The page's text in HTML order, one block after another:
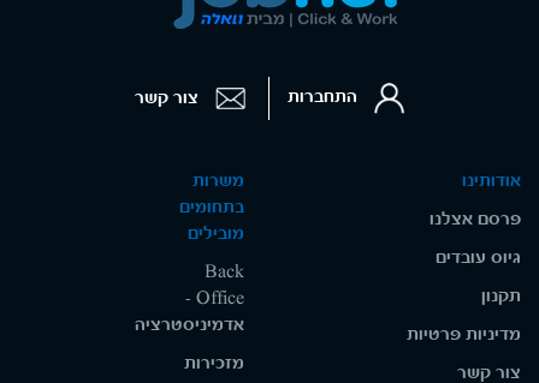
אודותינו
פרסם אצלנו
גיוס עובדים
תקנון
מדיניות פרטיות
צור קשר
משרות
בתחומים
מובילים
Back
Office -
אדמיניסטרציה
מזכירות